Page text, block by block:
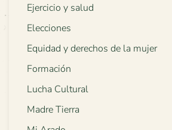
Ejercicio y salud
Elecciones
Equidad y derechos de la mujer
Formación
Lucha Cultural
Madre Tierra